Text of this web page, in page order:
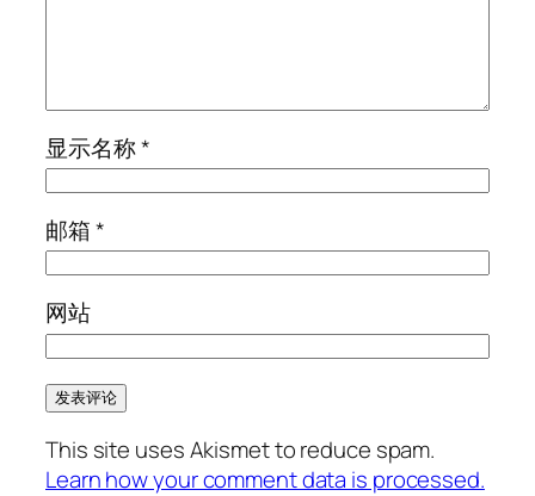
显示名称*
邮箱*
网站
This site uses Akismet to reduce spam.
Learn how your comment data is processed.